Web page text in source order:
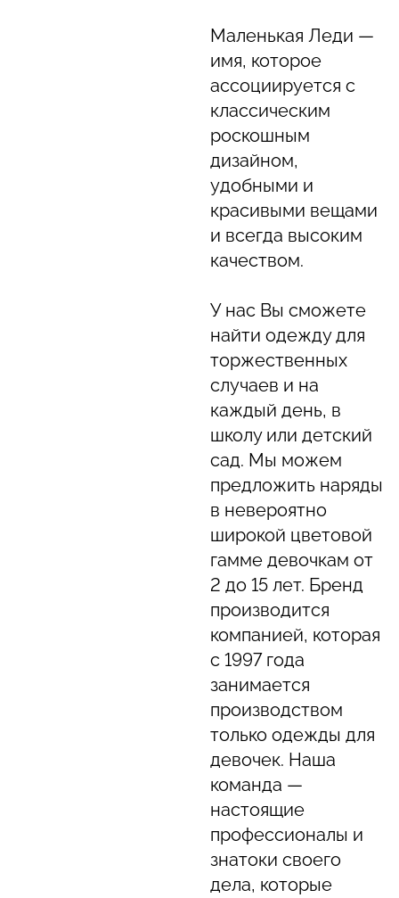
Маленькая Леди —
имя, которое
ассоциируется с
классическим
роскошным
дизайном,
удобными и
красивыми вещами
и всегда высоким
качеством.
У нас Вы сможете
найти одежду для
торжественных
случаев и на
каждый день, в
школу или детский
сад. Мы можем
предложить наряды
в невероятно
широкой цветовой
гамме девочкам от
2 до 15 лет. Бренд
производится
компанией, которая
с 1997 года
занимается
производством
только одежды для
девочек. Наша
команда —
настоящие
профессионалы и
знатоки своего
дела, которые